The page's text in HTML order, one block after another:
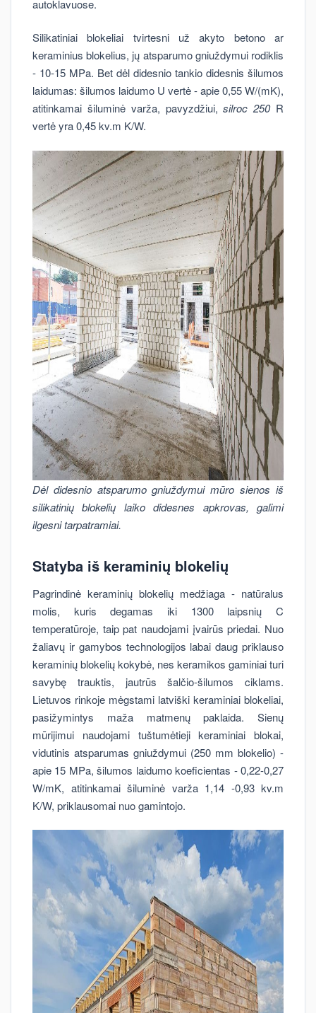
autoklavuose.
Silikatiniai blokeliai tvirtesni už akyto betono ar
keraminius blokelius, jų atsparumo gniuždymui rodiklis
- 10-15 MPa. Bet dėl didesnio tankio didesnis šilumos
laidumas: šilumos laidumo U vertė - apie 0,55 W/(mK),
atitinkamai šiluminė varža, pavyzdžiui,silroc 250R
vertė yra 0,45 kv.m K/W.
Dėl didesnio atsparumo gniuždymui mūro sienos iš
silikatinių blokelių laiko didesnes apkrovas, galimi
ilgesni tarpatramiai.
Statyba iš keraminių blokelių
Pagrindinė keraminių blokelių medžiaga - natūralus
molis, kuris degamas iki 1300 laipsnių C
temperatūroje, taip pat naudojami įvairūs priedai. Nuo
žaliavų ir gamybos technologijos labai daug priklauso
keraminių blokelių kokybė, nes keramikos gaminiai turi
savybę trauktis, jautrūs šalčio-šilumos ciklams.
Lietuvos rinkoje mėgstami latviški keraminiai blokeliai,
pasižymintys maža matmenų paklaida. Sienų
mūrijimui naudojami tuštumėtieji keraminiai blokai,
vidutinis atsparumas gniuždymui (250 mm blokelio) -
apie 15 MPa, šilumos laidumo koeficientas - 0,22-0,27
W/mK, atitinkamai šiluminė varža 1,14 -0,93 kv.m
K/W, priklausomai nuo gamintojo.